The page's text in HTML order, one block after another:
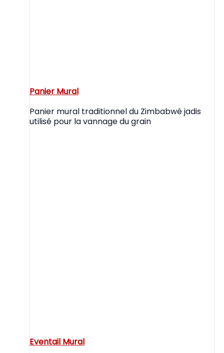
Panier Mural
Panier mural traditionnel du Zimbabwé jadis
utilisé pour la vannage du grain
Eventail Mural